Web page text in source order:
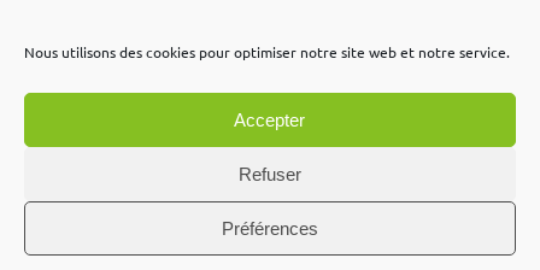
Nous utilisons des cookies pour optimiser notre site web et notre service.
Accepter
Refuser
Préférences
Nos partenaires
Conditions générales de vente